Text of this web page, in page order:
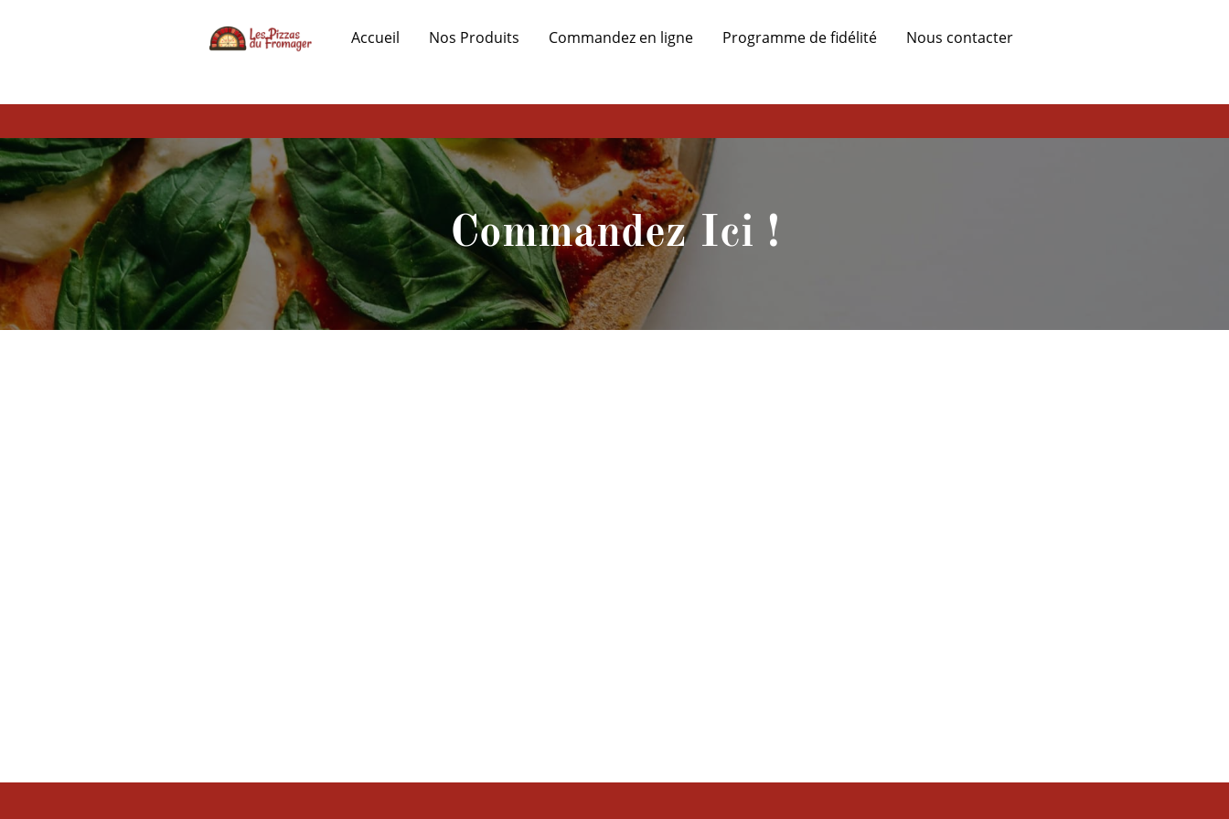
Accueil Nos Produits Commandez en ligne Programme de fidélité Nous contacter
Commandez Ici !